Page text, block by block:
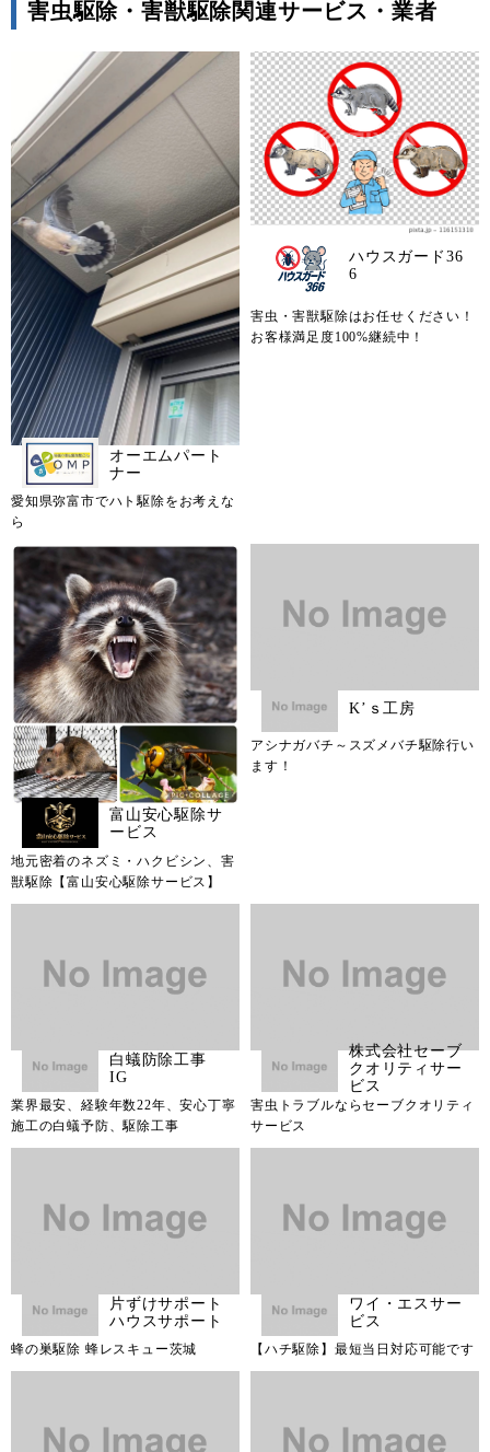
害虫駆除・害獣駆除関連サービス・業者
オーエムパート
ナー
愛知県弥富市でハト駆除をお考えな
ら
ハウスガード36
6
害虫・害獣駆除はお任せください！
お客様満足度100%継続中！
富山安心駆除サ
ービス
地元密着のネズミ・ハクビシン、害
獣駆除【富山安心駆除サービス】
K’ｓ工房
アシナガバチ～スズメバチ駆除行い
ます！
白蟻防除工事
IG
業界最安、経験年数22年、安心丁寧
施工の白蟻予防、駆除工事
株式会社セーブ
クオリティサー
ビス
害虫トラブルならセーブクオリティ
サービス
片ずけサポート
ハウスサポート
蜂の巣駆除 蜂レスキュー茨城
ワイ・エスサー
ビス
【ハチ駆除】最短当日対応可能です